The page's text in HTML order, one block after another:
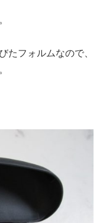
たフォルムなので、